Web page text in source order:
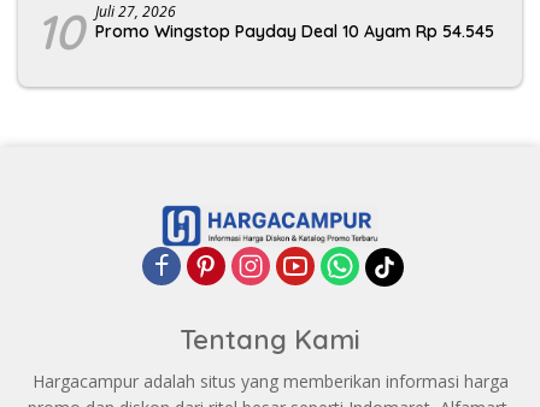
10 Juli 27, 2026
Promo Wingstop Payday Deal 10 Ayam Rp 54.545
Tentang Kami
Hargacampur adalah situs yang memberikan informasi harga